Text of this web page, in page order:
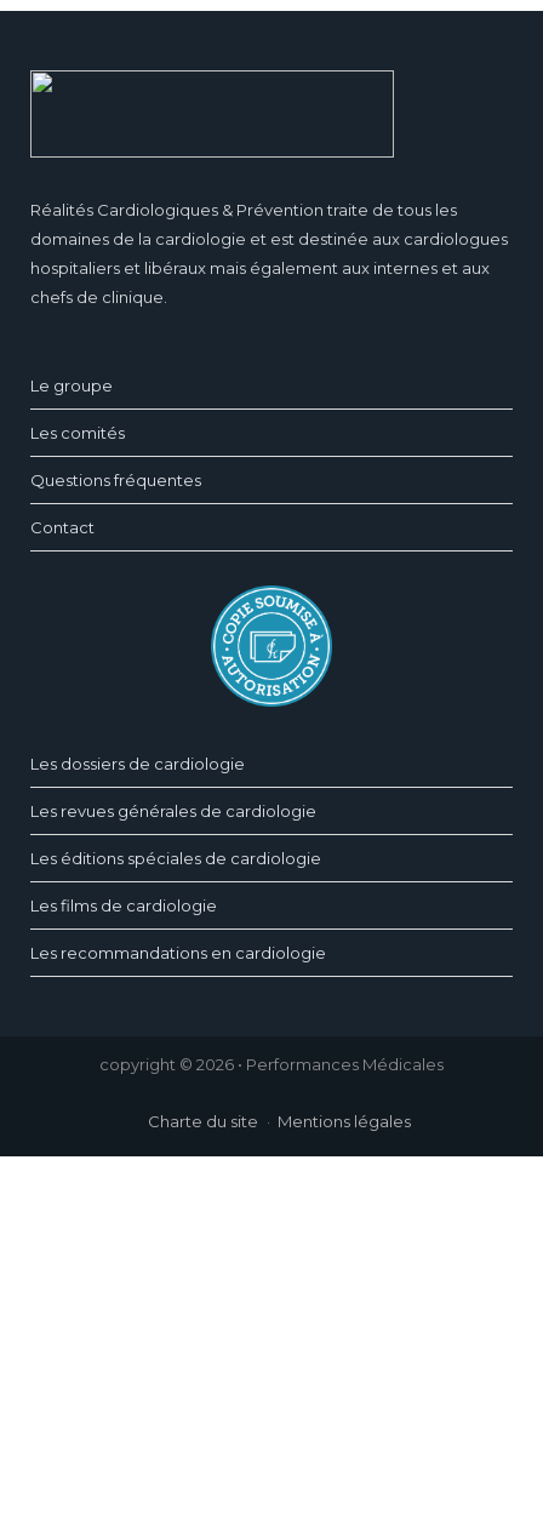
Réalités Cardiologiques & Prévention traite de tous les
domaines de la cardiologie et est destinée aux cardiologues
hospitaliers et libéraux mais également aux internes et aux
chefs de clinique.
Le groupe
Les comités
Questions fréquentes
Contact
Les dossiers de cardiologie
Les revues générales de cardiologie
Les éditions spéciales de cardiologie
Les films de cardiologie
Les recommandations en cardiologie
copyright © 2026 • Performances Médicales
Charte du site Mentions légales